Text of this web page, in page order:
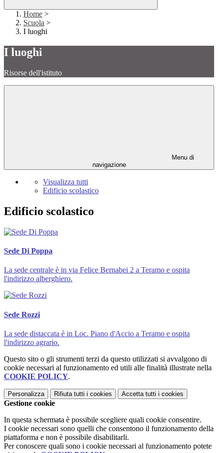
Home >
Scuola >
I luoghi
I luoghi
Risorse dell'istituto
Menu di
navigazione
Visualizza tutti
Edificio scolastico
Edificio scolastico
Sede Di Poppa
La sede centrale è in via Felice Bernabei 2 a Teramo e ospita
l'indirizzo alberghiero.
Sede Rozzi
La sede distaccata è in Loc. Piano d'Accio a Teramo e ospita
l'indirizzo agrario.
Questo sito o gli strumenti terzi da questo utilizzati si avvalgono di
cookie necessari al funzionamento ed utili alle finalità illustrate nella
COOKIE POLICY.
Personalizza Rifiuta tutti i cookies Accetta tutti i cookies
Gestione cookie
In questa schermata è possibile scegliere quali cookie consentire.
I cookie necessari sono quelli che consentono il funzionamento della
piattaforma e non è possibile disabilitarli.
Per conoscere quali sono i cookie necessari al funzionamento potete